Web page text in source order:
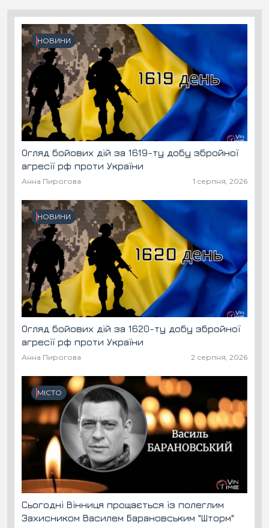
НОВИНИ
Огляд бойових дій за 1619-ту добу збройної
агресії рф проти України
Анна Пирогова 1 серпня, 2026
НОВИНИ
Огляд бойових дій за 1620-ту добу збройної
агресії рф проти України
Анна Пирогова 2 серпня, 2026
МІСТО
Сьогодні Вінниця прощається із полеглим
Захисником Василем Барановським "Шторм"